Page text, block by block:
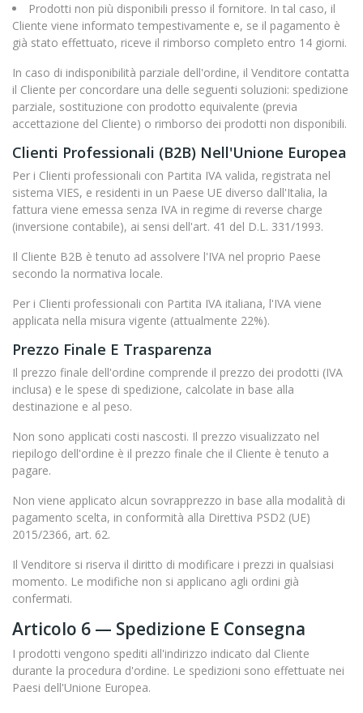
Prodotti non più disponibili presso il fornitore. In tal caso, il
Cliente viene informato tempestivamente e, se il pagamento è
già stato effettuato, riceve il rimborso completo entro 14 giorni.
In caso di indisponibilità parziale dell'ordine, il Venditore contatta
il Cliente per concordare una delle seguenti soluzioni: spedizione
parziale, sostituzione con prodotto equivalente (previa
accettazione del Cliente) o rimborso dei prodotti non disponibili.
Clienti Professionali (B2B) Nell'Unione Europea
Per i Clienti professionali con Partita IVA valida, registrata nel
sistema VIES, e residenti in un Paese UE diverso dall'Italia, la
fattura viene emessa senza IVA in regime di reverse charge
(inversione contabile), ai sensi dell'art. 41 del D.L. 331/1993.
Il Cliente B2B è tenuto ad assolvere l'IVA nel proprio Paese
secondo la normativa locale.
Per i Clienti professionali con Partita IVA italiana, l'IVA viene
applicata nella misura vigente (attualmente 22%).
Prezzo Finale E Trasparenza
Il prezzo finale dell'ordine comprende il prezzo dei prodotti (IVA
inclusa) e le spese di spedizione, calcolate in base alla
destinazione e al peso.
Non sono applicati costi nascosti. Il prezzo visualizzato nel
riepilogo dell'ordine è il prezzo finale che il Cliente è tenuto a
pagare.
Non viene applicato alcun sovrapprezzo in base alla modalità di
pagamento scelta, in conformità alla Direttiva PSD2 (UE)
2015/2366, art. 62.
Il Venditore si riserva il diritto di modificare i prezzi in qualsiasi
momento. Le modifiche non si applicano agli ordini già
confermati.
Articolo 6 — Spedizione E Consegna
I prodotti vengono spediti all'indirizzo indicato dal Cliente
durante la procedura d'ordine. Le spedizioni sono effettuate nei
Paesi dell'Unione Europea.